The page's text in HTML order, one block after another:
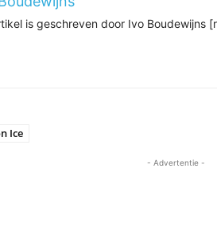
is geschreven door Ivo Boudewijns
Ice
- Advertentie -